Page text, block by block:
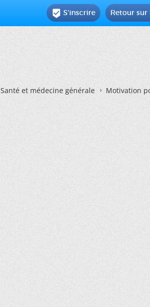
Retour sur
 S'inscrire
Santé et médecine générale Motivation